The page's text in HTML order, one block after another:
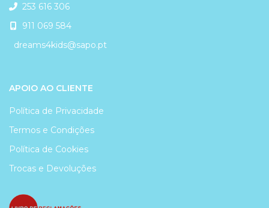
253 616 306
911 069 584
dreams4kids@sapo.pt
APOIO AO CLIENTE
Política de Privacidade
Termos e Condições
Política de Cookies
Trocas e Devoluções